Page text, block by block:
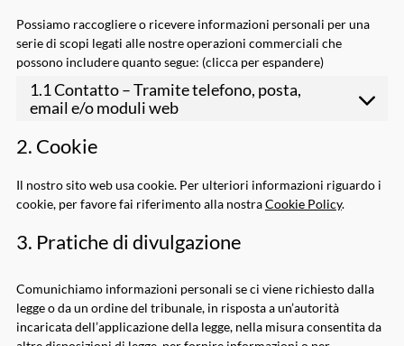
Possiamo raccogliere o ricevere informazioni personali per una
serie di scopi legati alle nostre operazioni commerciali che
possono includere quanto segue: (clicca per espandere)
1.1 Contatto – Tramite telefono, posta,
email e/o moduli web
2. Cookie
Il nostro sito web usa cookie. Per ulteriori informazioni riguardo i
cookie, per favore fai riferimento alla nostraCookie Policy.
3. Pratiche di divulgazione
Comunichiamo informazioni personali se ci viene richiesto dalla
legge o da un ordine del tribunale, in risposta a un’autorità
incaricata dell’applicazione della legge, nella misura consentita da